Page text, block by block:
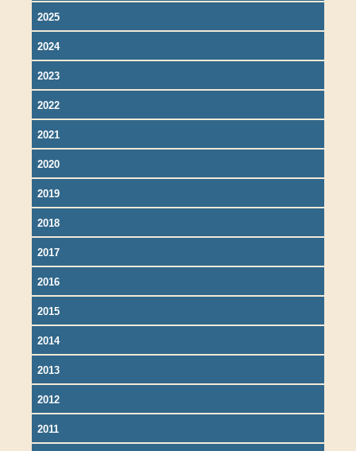
2025
2024
2023
2022
2021
2020
2019
2018
2017
2016
2015
2014
2013
2012
2011